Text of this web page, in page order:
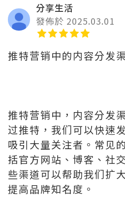
分享生活
發佈於 2025.03.01
推特营销中的内容分发
推特营销中，内容分发
过推特，我们可以快速
吸引大量关注者。常见
括官方网站、博客、社
些渠道可以帮助我们扩
提高品牌知名度。